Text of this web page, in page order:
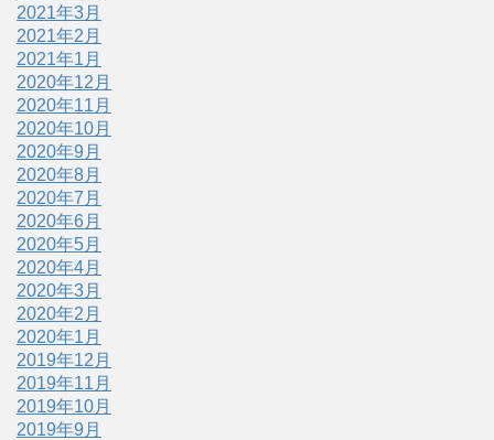
2021年3月
2021年2月
2021年1月
2020年12月
2020年11月
2020年10月
2020年9月
2020年8月
2020年7月
2020年6月
2020年5月
2020年4月
2020年3月
2020年2月
2020年1月
2019年12月
2019年11月
2019年10月
2019年9月